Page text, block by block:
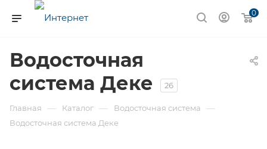
0
Водосточная
система Деке
26
Главная — Каталог — Водосточная система —
Водосточная система Деке